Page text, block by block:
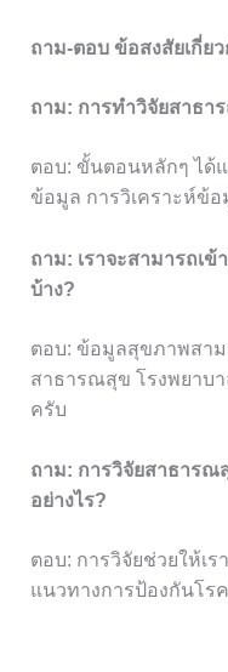
ถาม-ตอบ ข้อสงสัยเกี่ย
ถาม: การทำวิจัยสาธ
ตอบ: ขั้นตอนหลักๆ ได้
ข้อมูล การวิเคราะห์ข้
ถาม: เราจะสามารถเ
บ้าง?
ตอบ: ข้อมูลสุขภาพสาม
สาธารณสุข โรงพยาบ
ครับ
ถาม: การวิจัยสาธารณ
อย่างไร?
ตอบ: การวิจัยช่วยให้เร
แนวทางการป้องกันโ